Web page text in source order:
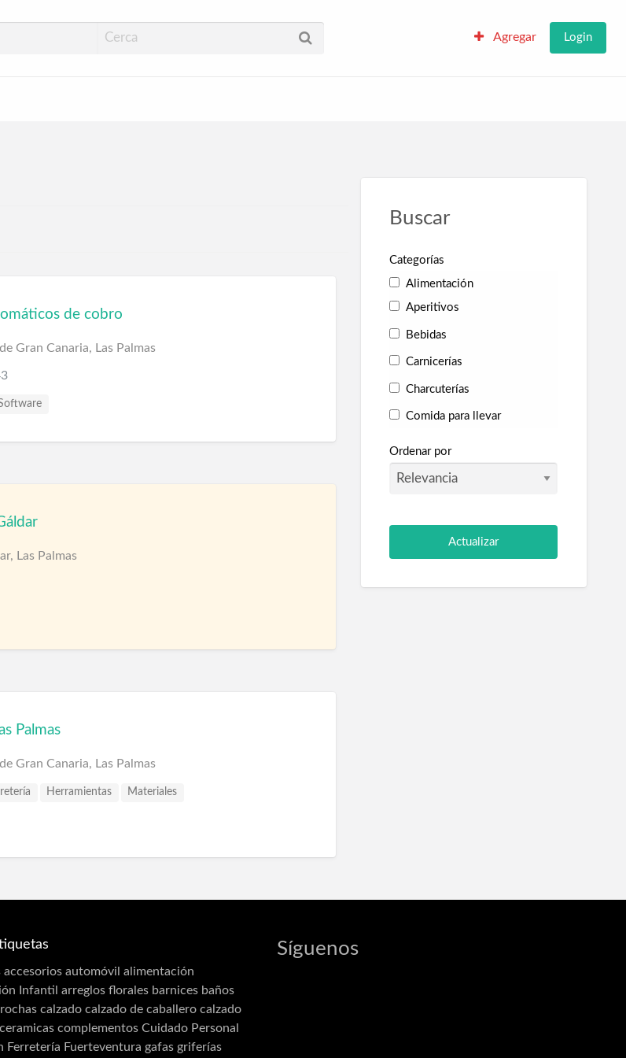
Palmas Agregar Login
de cobro
Gran Canaria, Las Palmas
Las Palmas
Palmas
Gran Canaria, Las Palmas
Herramientas Materiales
Buscar
Categorías
Alimentación
Aperitivos
Bebidas
Carnicerías
Charcuterías
Comida para llevar
Golosinas
Pescaderías
Ordenar por
accesorios automóvil alimentación
Infantil arreglos florales barnices baños
calzado calzado de caballero calzado
ceramicas complementos Cuidado Personal
Ferretería Fuerteventura gafas griferías
Síguenos